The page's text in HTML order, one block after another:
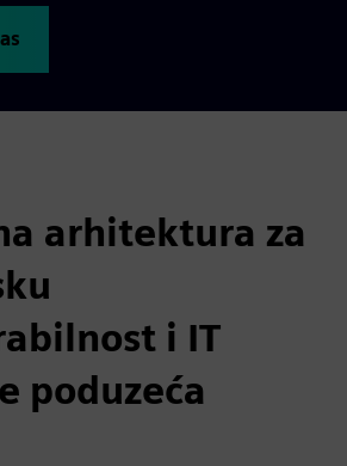
arhitektura za
i IT
poduzeća